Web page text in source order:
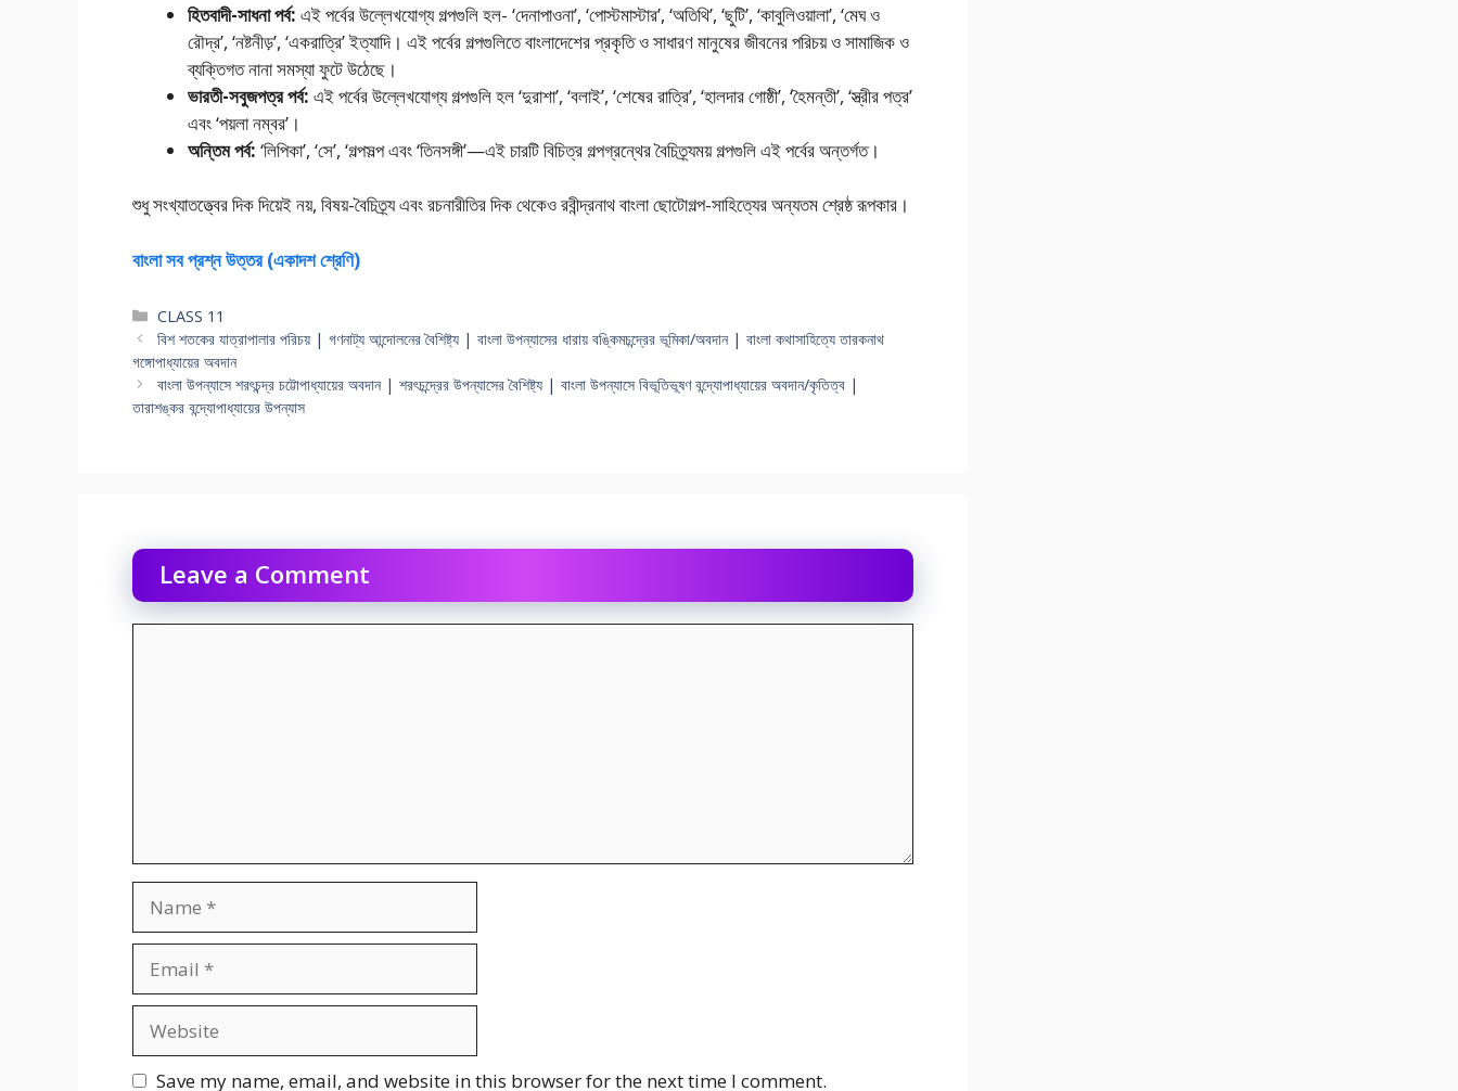
হিতবাদী-সাধনা পর্ব: এই পর্বের উল্লেখযােগ্য গল্পগুলি হল- ‘দেনাপাওনা’, ‘পােস্টমাস্টার’, ‘অতিথি’, ‘ছুটি’, ‘কাবুলিওয়ালা’, ‘মেঘ ও
রৌদ্র’, ‘নষ্টনীড়’, ‘একরাত্রি’ ইত্যাদি। এই পর্বের গল্পগুলিতে বাংলাদেশের প্রকৃতি ও সাধারণ মানুষের জীবনের পরিচয় ও সামাজিক ও
ব্যক্তিগত নানা সমস্যা ফুটে উঠেছে।
ভারতী-সবুজপত্র পর্ব: এই পর্বের উল্লেখযােগ্য গল্পগুলি হল ‘দুরাশা’, ‘বলাই’, ‘শেষের রাত্রি’, ‘হালদার গোষ্ঠী’, ‘হৈমন্তী’, ‘স্ত্রীর পত্র’
এবং ‘পয়লা নম্বর’।
অন্তিম পর্ব: ‘লিপিকা’, ‘সে’, ‘গল্পসল্প এবং ‘তিনসঙ্গী’—এই চারটি বিচিত্র গল্পগ্রন্থের বৈচিত্র্যময় গল্পগুলি এই পর্বের অন্তর্গত।
শুধু সংখ্যাতত্ত্বের দিক দিয়েই নয়, বিষয়-বৈচিত্র্য এবং রচনারীতির দিক থেকেও রবীন্দ্রনাথ বাংলা ছােটোগল্প-সাহিত্যের অন্যতম শ্রেষ্ঠ রূপকার।
বাংলা সব প্রশ্ন উত্তর (একাদশ শ্রেণি)
Categories
CLASS 11
বিশ শতকের যাত্রাপালার পরিচয় | গণনাট্য আন্দোলনের বৈশিষ্ট্য | বাংলা উপন্যাসের ধারায় বঙ্কিমচন্দ্রের ভূমিকা/অবদান | বাংলা কথাসাহিত্যে তারকনাথ
গঙ্গোপাধ্যায়ের অবদান
বাংলা উপন্যাসে শরৎচন্দ্র চট্টোপাধ্যায়ের অবদান | শরৎচন্দ্রের উপন্যাসের বৈশিষ্ট্য | বাংলা উপন্যাসে বিভূতিভূষণ বন্দ্যোপাধ্যায়ের অবদান/কৃতিত্ব |
তারাশঙ্কর বন্দ্যোপাধ্যায়ের উপন্যাস
Leave a Comment
Save my name, email, and website in this browser for the next time I comment.